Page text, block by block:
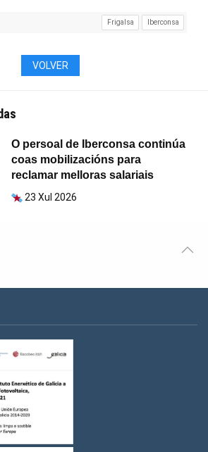
Frigalsa Iberconsa
VOLVER
O persoal de Iberconsa continúa
coas mobilizacións para
reclamar melloras salariais
23 Xul 2026